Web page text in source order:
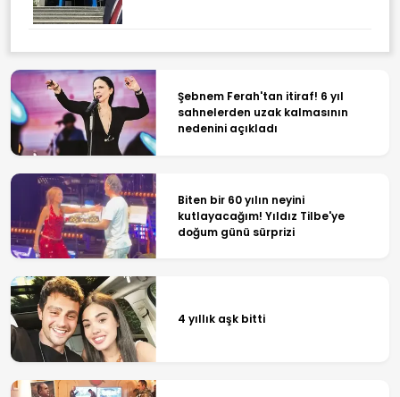
Şebnem Ferah'tan itiraf! 6 yıl
sahnelerden uzak kalmasının
nedenini açıkladı
Biten bir 60 yılın neyini
kutlayacağım! Yıldız Tilbe'ye
doğum günü sürprizi
4 yıllık aşk bitti